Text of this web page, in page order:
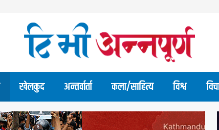
खेलकुद अन्तर्वार्ता कला/साहित्य विश्व